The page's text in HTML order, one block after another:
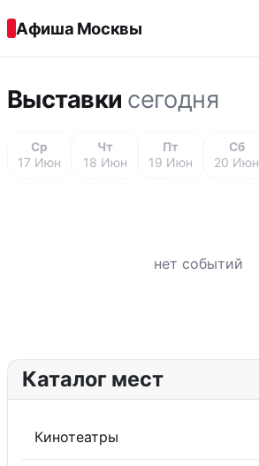
Афиша Москвы
Выставки сегодня
Ср
17 Июн
Чт
18 Июн
Пт
19 Июн
Сб
20 Июн
нет событий
Каталог мест
Кинотеатры